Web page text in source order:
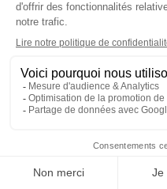
MEUBLES CELIO
Colonne avec étagères